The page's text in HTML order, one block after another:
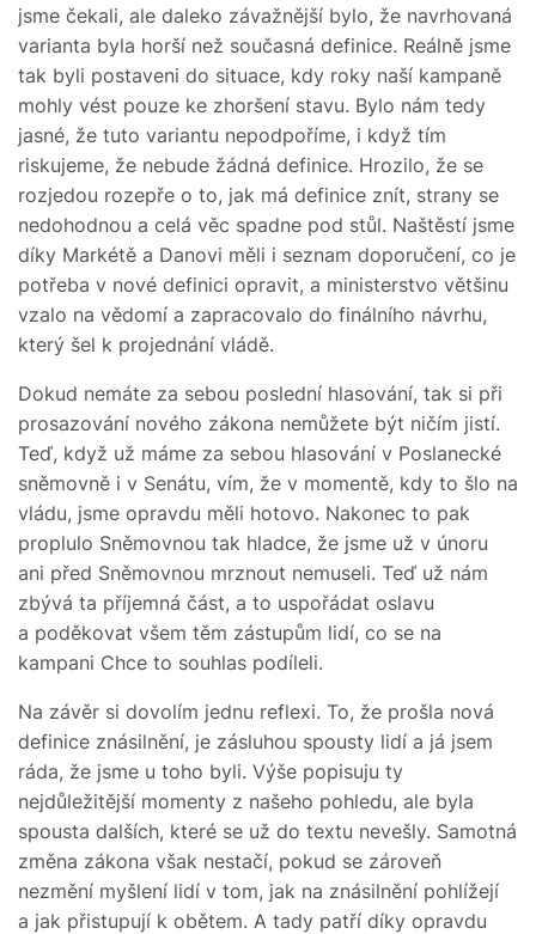
jsme čekali, ale daleko závažnější bylo, že navrhovaná
varianta byla horší než současná definice. Reálně jsme
tak byli postaveni do situace, kdy roky naší kampaně
mohly vést pouze ke zhoršení stavu. Bylo nám tedy
jasné, že tuto variantu nepodpoříme, i když tím
riskujeme, že nebude žádná definice. Hrozilo, že se
rozjedou rozepře o to, jak má definice znít, strany se
nedohodnou a celá věc spadne pod stůl. Naštěstí jsme
díky Markétě a Danovi měli i seznam doporučení, co je
potřeba v nové definici opravit, a ministerstvo většinu
vzalo na vědomí a zapracovalo do finálního návrhu,
který šel k projednání vládě.
Dokud nemáte za sebou poslední hlasování, tak si při
prosazování nového zákona nemůžete být ničím jistí.
Teď, když už máme za sebou hlasování v Poslanecké
sněmovně i v Senátu, vím, že v momentě, kdy to šlo na
vládu, jsme opravdu měli hotovo. Nakonec to pak
proplulo Sněmovnou tak hladce, že jsme už v únoru
ani před Sněmovnou mrznout nemuseli. Teď už nám
zbývá ta příjemná část, a to uspořádat oslavu
a poděkovat všem těm zástupům lidí, co se na
kampani Chce to souhlas podíleli.
Na závěr si dovolím jednu reflexi. To, že prošla nová
definice znásilnění, je zásluhou spousty lidí a já jsem
ráda, že jsme u toho byli. Výše popisuju ty
nejdůležitější momenty z našeho pohledu, ale byla
spousta dalších, které se už do textu nevešly. Samotná
změna zákona však nestačí, pokud se zároveň
nezmění myšlení lidí v tom, jak na znásilnění pohlížejí
a jak přistupují k obětem. A tady patří díky opravdu